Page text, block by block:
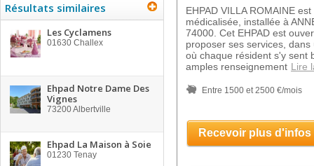
Résultats similaires
Les Cyclamens
01630 Challex
Ehpad Notre Dame Des
Vignes
73200Albertville
Ehpad La Maison à Soie
01230 Tenay
EHPAD VILLA ROMAINE
médicalisée, installée à
74000. Cet EHPAD est
proposer ses services,
où chaque résident s'y sent
amples renseignement Lire
Entre 1500 et 2500 €/mois
Recevoir plus d'infos